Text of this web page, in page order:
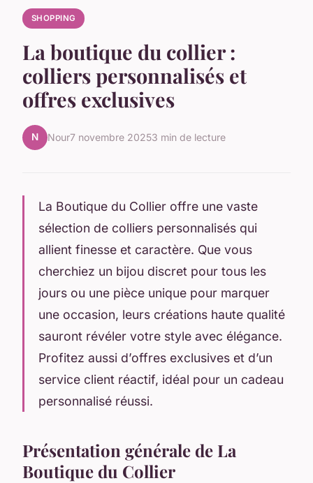
SHOPPING
La boutique du collier :
colliers personnalisés et
offres exclusives
N Nour7 novembre 20253 min de lecture
La Boutique du Collier offre une vaste
sélection de colliers personnalisés qui
allient finesse et caractère. Que vous
cherchiez un bijou discret pour tous les
jours ou une pièce unique pour marquer
une occasion, leurs créations haute qualité
sauront révéler votre style avec élégance.
Profitez aussi d’offres exclusives et d’un
service client réactif, idéal pour un cadeau
personnalisé réussi.
Présentation générale de La
Boutique du Collier